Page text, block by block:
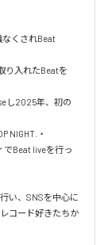
なくされBeat
り入れたBeatを
し2025年、初の
NIGHT.・
でBeat liveを行っ
い、SNSを中心に
コード好きたちか